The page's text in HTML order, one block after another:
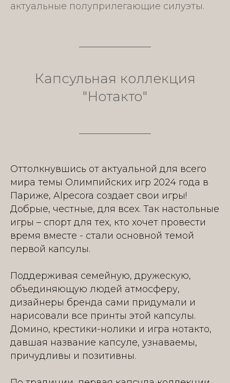
актуальные полуприлегающие силуэты.
Капсульная коллекция
"Нотакто"
Оттолкнувшись от актуальной для всего
мира темы Олимпийских игр 2024 года в
Париже, Alpecora создает свои игры!
Добрые, честные, для всех. Так настольные
игры – спорт для тех, кто хочет провести
время вместе - стали основной темой
первой капсулы.
Поддерживая семейную, дружескую,
объединяющую людей атмосферу,
дизайнеры бренда сами придумали и
нарисовали все принты этой капсулы.
Домино, крестики-нолики и игра нотакто,
давшая название капсуле, узнаваемы,
причудливы и позитивны.